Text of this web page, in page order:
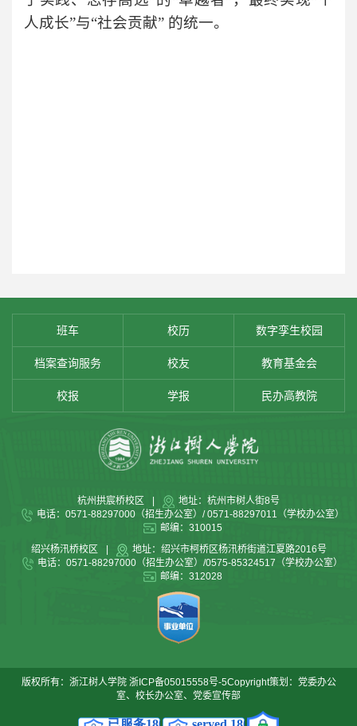
人成长”与“社会贡献” 的统一。
班车 校历 数字孪生校园
档案查询服务 校友 教育基金会
校报 学报 民办高教院
杭州拱宸桥校区 |
地址：杭州市树人街8号
电话：0571-88297000（招生办公室）/ 0571-88297011（学校办公室）
邮编：310015
绍兴杨汛桥校区
|
地址：绍兴市柯桥区杨汛桥街道江夏路2016号
电话：0571-88297000（招生办公室）/0575-85324517（学校办公室）
邮编：312028
版权所有：浙江树人学院 浙ICP备05015558号-5Copyright策划：党委办公
室、校长办公室、党委宣传部